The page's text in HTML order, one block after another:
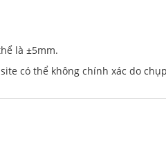
là ±5mm.
có thể không chính xác do